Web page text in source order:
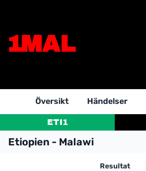
1MAL
Översikt Händelser
ETI1
Etiopien - Malawi
Resultat